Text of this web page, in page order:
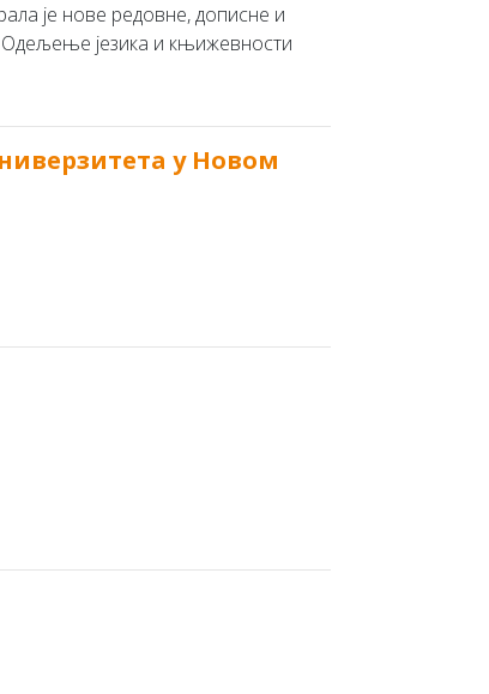
је нове редовне, дописне и
језика и књижевности
у Новом